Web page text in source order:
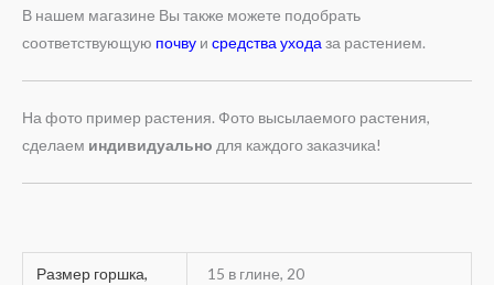
В нашем магазине Вы также можете подобрать
соответствующую почву и средства ухода за растением.
На фото пример растения. Фото высылаемого растения,
сделаем индивидуально для каждого заказчика!
Размер горшка,
15 в глине, 20